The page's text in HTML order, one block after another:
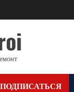
ПОДПИСАТЬСЯ